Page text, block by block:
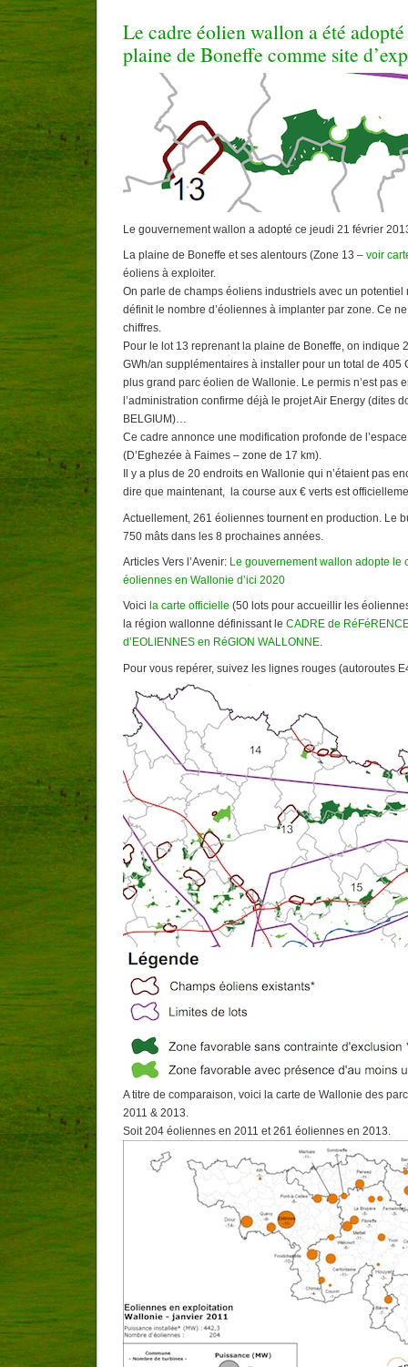
Le cadre éolien wallon a été
plaine de Boneffe comme site
Le gouvernement wallon a adopté ce jeudi 21 février
La plaine de Boneffe et ses alentours (Zone 13 – voir
éoliens à exploiter.
On parle de champs éoliens industriels avec un potentiel
définit le nombre d’éoliennes à implanter par zone. Ce
chiffres.
Pour le lot 13 reprenant la plaine de Boneffe, on indique
GWh/an supplémentaires à installer pour un total de 405
plus grand parc éolien de Wallonie. Le permis n’est pas
l’administration confirme déjà le projet Air Energy (dites
BELGIUM)…
Ce cadre annonce une modification profonde de
(D’Eghezée à Faimes – zone de 17 km).
Il y a plus de 20 endroits en Wallonie qui n’étaient pas
dire que maintenant, la course aux € verts est
Actuellement, 261 éoliennes tournent en production. Le
750 mâts dans les 8 prochaines années.
Articles Vers l’Avenir: Le gouvernement wallon adopte le
éoliennes en Wallonie d’ici 2020
Voici la carte officielle (50 lots pour accueillir les
la région wallonne définissant le CADRE de
d’EOLIENNES en RéGION WALLONNE.
Pour vous repérer, suivez les lignes rouges (autoroutes
A titre de comparaison, voici la carte de Wallonie des
2011 & 2013.
Soit 204 éoliennes en 2011 et 261 éoliennes en 2013.